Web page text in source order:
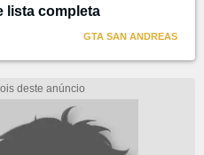
lista completa
GTA SAN ANDREAS